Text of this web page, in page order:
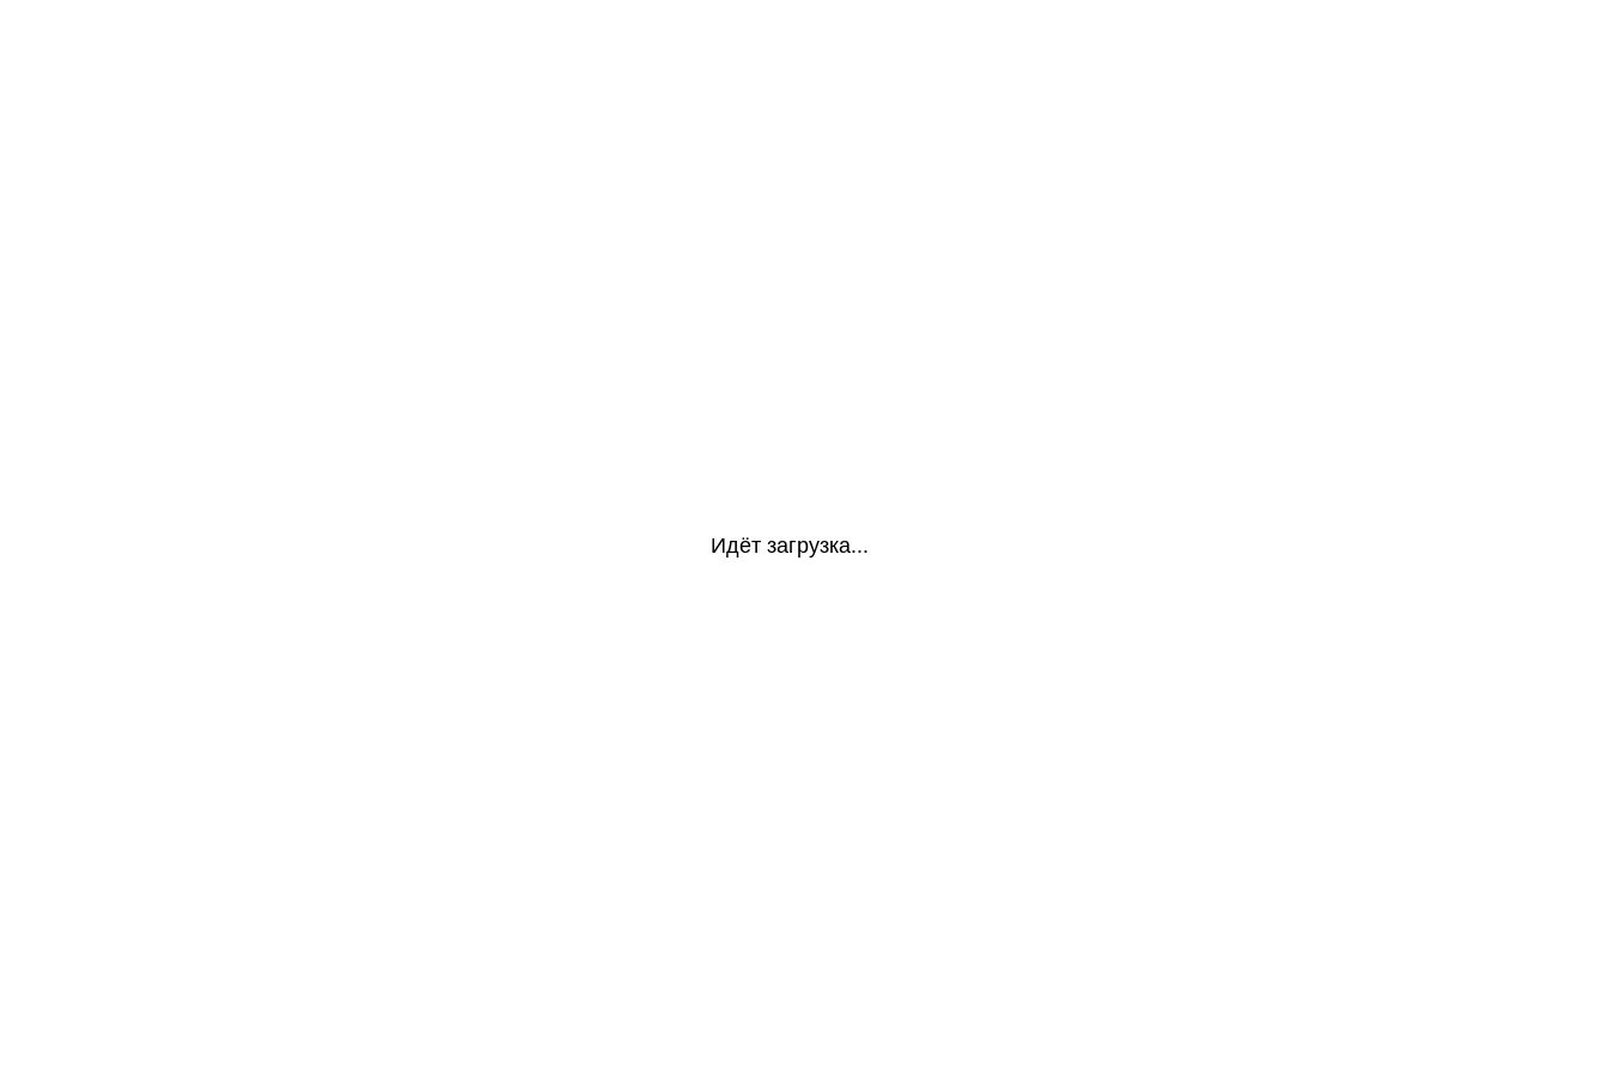
Идёт загрузка...